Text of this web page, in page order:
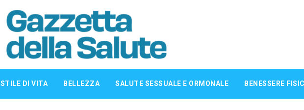
STILE DI VITA BELLEZZA SALUTE SESSUALE E ORMONALE BENESSERE